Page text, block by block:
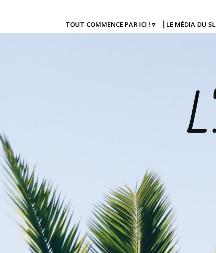
TOUT COMMENCE PAR ICI ! ▿ ⎜LE MÉDIA DU